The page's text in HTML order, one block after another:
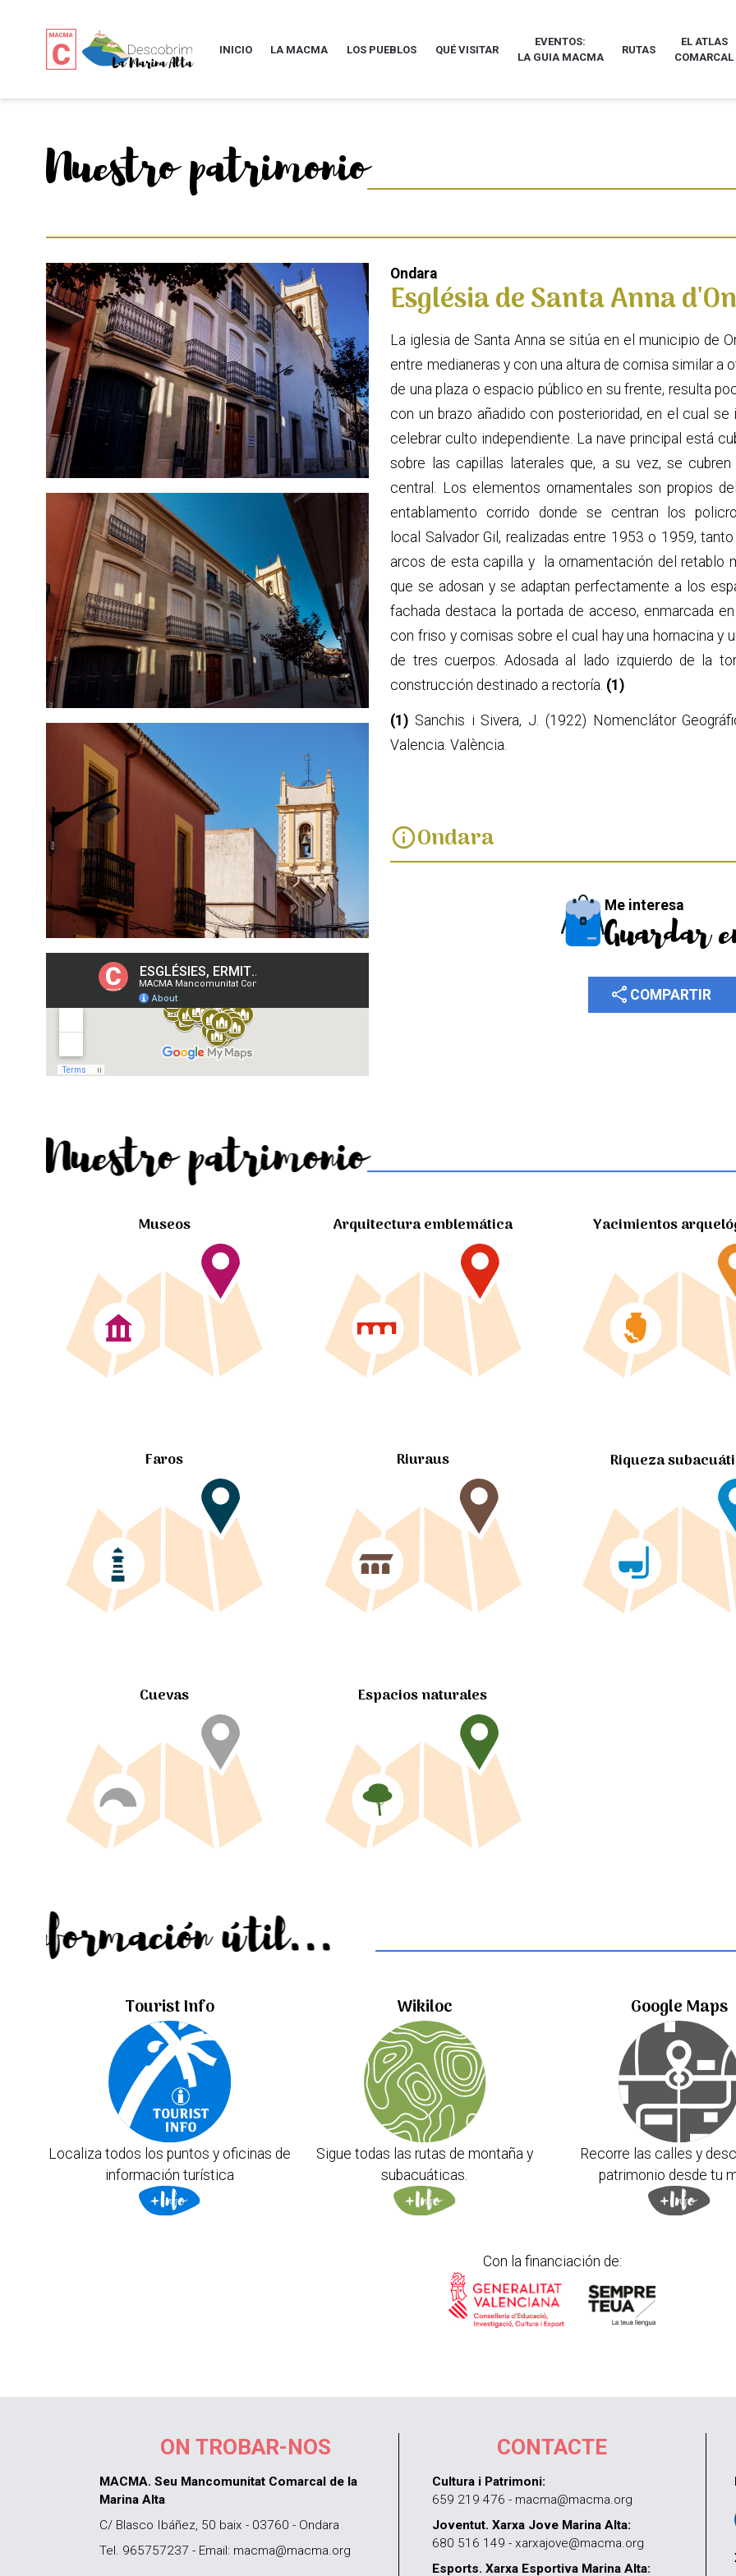
INICIO LA MACMA LOS PUEBLOS QUÉ VISITAR
EVENTOS:
LA GUIA MACMA
RUTAS
EL ATLAS
COMARCAL
Nuestro patrimonio
Ondara
Església de Santa Anna
La iglesia de Santa Anna se sitúa en el municipio de
entre medianeras y con una altura de cornisa similar a
de una plaza o espacio público en su frente, resulta
con un brazo añadido con posterioridad, en el cual
celebrar culto independiente. La nave principal está
sobre las capillas laterales que, a su vez, se
central. Los elementos ornamentales son propios
entablamento corrido donde se centran los
local Salvador Gil, realizadas entre 1953 o 1959,
arcos de esta capilla y la ornamentación del retablo
que se adosan y se adaptan perfectamente a los
fachada destaca la portada de acceso, enmarcada
con friso y cornisas sobre el cual hay una hornacina y
de tres cuerpos. Adosada al lado izquierdo de la
construcción destinado a rectoría. (1)
(1) Sanchis i Sivera, J. (1922) Nomenclátor
Valencia. València.
infoOndara
Me interesa
Guardar
share COMPARTIR
Nuestro patrimonio
Museos Arquitectura emblemática Yacimientos
Faros Riuraus Riqueza
Cuevas Espacios naturales
Información útil...
Tourist Info
Localiza todos los puntos y oficinas de
información turística
Wikiloc
Sigue todas las rutas de montaña y
subacuáticas.
Google Maps
Recorre las calles y
patrimonio desde tu
Con la financiación de:
ON TROBAR-NOS
MACMA. Seu Mancomunitat Comarcal de la
Marina Alta
C/ Blasco Ibáñez, 50 baix - 03760 - Ondara
Tel. 965757237 - Email: macma@macma.org
CONTACTE
Cultura i Patrimoni:
659 219 476 - macma@macma.org
Joventut. Xarxa Jove Marina Alta:
680 516 149 - xarxajove@macma.org
Esports. Xarxa Esportiva Marina Alta: